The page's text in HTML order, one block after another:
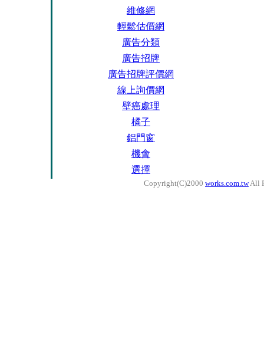
維修網
輕鬆估價網
廣告分類
廣告招牌
廣告招牌評價網
線上詢價網
壁癌處理
橘子
鋁門窗
機會
選擇
Copyright(C)2000 works.com.twAll